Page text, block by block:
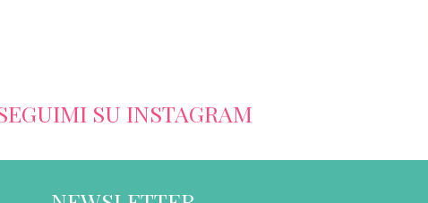
SU INSTAGRAM